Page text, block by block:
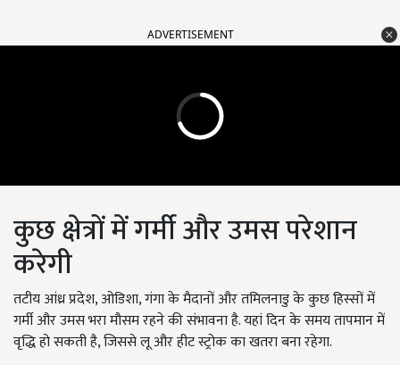
ADVERTISEMENT
कुछ क्षेत्रों में गर्मी और उमस परेशान
करेगी
तटीय आंध्र प्रदेश, ओडिशा, गंगा के मैदानों और तमिलनाडु के कुछ हिस्सों में
गर्मी और उमस भरा मौसम रहने की संभावना है. यहां दिन के समय तापमान में
वृद्धि हो सकती है, जिससे लू और हीट स्ट्रोक का खतरा बना रहेगा.